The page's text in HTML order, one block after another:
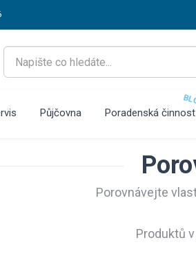
Půjčovna Poradenská činnost
Porovnávejte
Produktů